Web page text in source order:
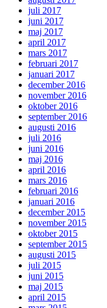
juli 2017
juni 2017
maj 2017
april 2017
mars 2017
februari 2017
januari 2017
december 2016
november 2016
oktober 2016
september 2016
augusti 2016
juli 2016
juni 2016
maj 2016
april 2016
mars 2016
februari 2016
januari 2016
december 2015
november 2015
oktober 2015
september 2015
augusti 2015
juli 2015
juni 2015
maj 2015
april 2015